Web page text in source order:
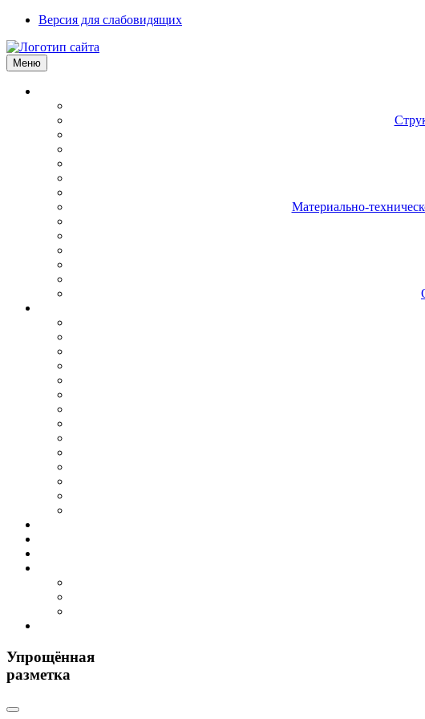
Версия для слабовидящих
Меню
Материально-
Упрощённая
разметка